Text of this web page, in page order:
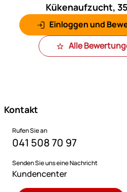
Kükenaufzucht,
Einloggen und
Alle
Kontakt
Rufen Sie an
041 508 70 97
Senden Sie uns eine Nachricht
Kundencenter